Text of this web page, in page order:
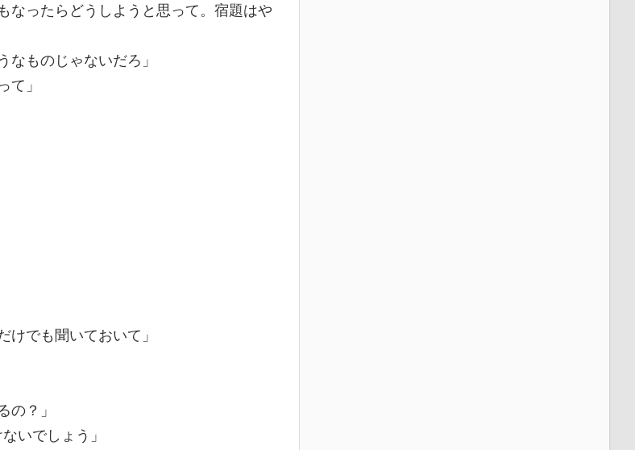
なったらどうしようと思って。宿題はや
ものじゃないだろ」
て」
でも聞いておいて」
の？」
いでしょう」